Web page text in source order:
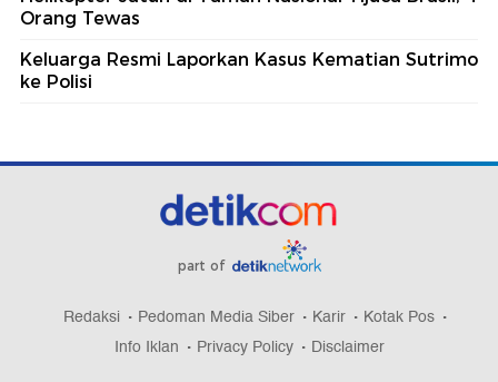
Orang Tewas
Keluarga Resmi Laporkan Kasus Kematian Sutrimo
ke Polisi
part of
Redaksi Pedoman Media Siber Karir
Kotak Pos
Info Iklan
Privacy Policy Disclaimer